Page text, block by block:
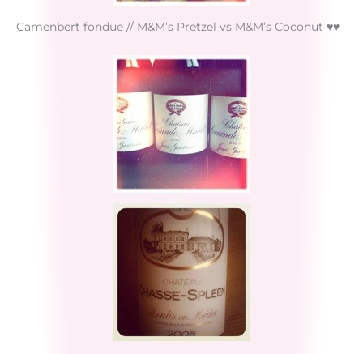
Camenbert fondue // M&M’s Pretzel vs M&M’s Coconut ♥♥